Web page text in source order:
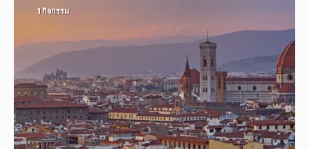
1 กิจกรรม